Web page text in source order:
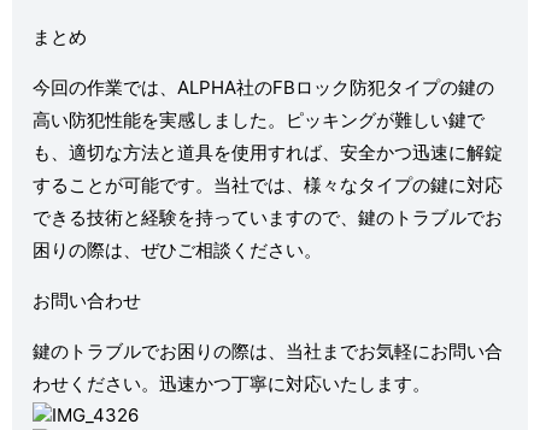
まとめ
今回の作業では、ALPHA社のFBロック防犯タイプの鍵の
高い防犯性能を実感しました。ピッキングが難しい鍵で
も、適切な方法と道具を使用すれば、安全かつ迅速に解錠
することが可能です。当社では、様々なタイプの鍵に対応
できる技術と経験を持っていますので、鍵のトラブルでお
困りの際は、ぜひご相談ください。
お問い合わせ
鍵のトラブルでお困りの際は、当社までお気軽にお問い合
わせください。迅速かつ丁寧に対応いたします。